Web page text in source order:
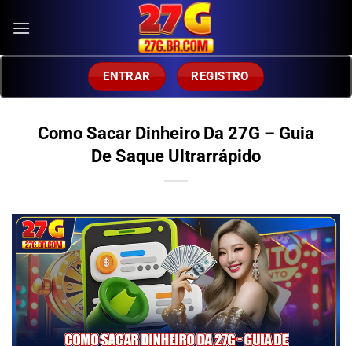
ENTRAR REGISTRO
Como Sacar Dinheiro Da 27G – Guia
De Saque Ultrarrápido